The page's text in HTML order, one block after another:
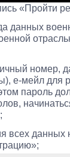
«Пройти
данных
номер,
е-мейл для
пароль
всех данных